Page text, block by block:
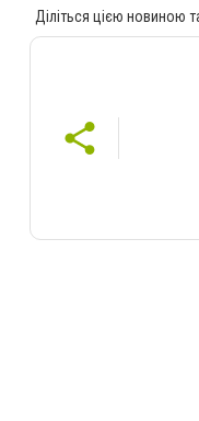
Діліться цією новиною